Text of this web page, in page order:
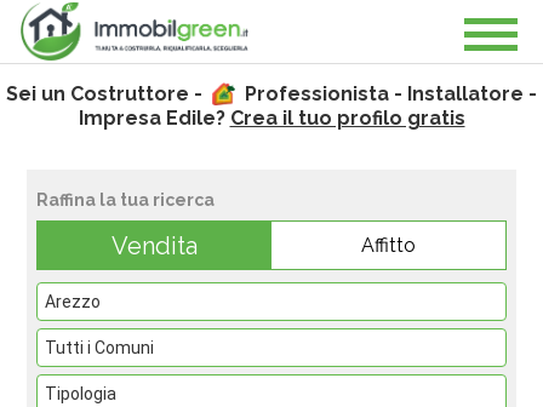
Sei un Costruttore -
Professionista - Installatore -
Impresa Edile? Crea il tuo profilo gratis
Raffina la tua ricerca
Vendita Affitto